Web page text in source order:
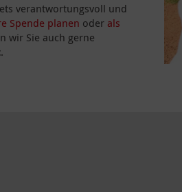
verantwortungsvoll und
Spende planen oder als
wir Sie auch gerne
.